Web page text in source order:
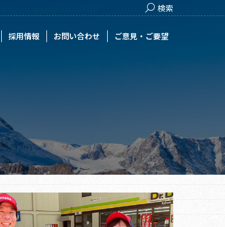
Search:
検索
採用情報 お問い合わせ ご意見・ご要望